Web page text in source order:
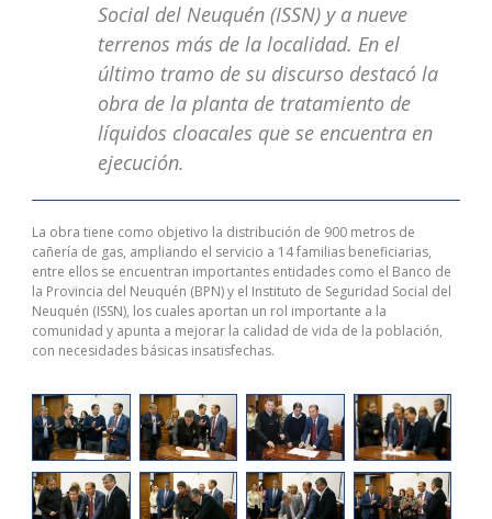
Social del Neuquén (ISSN) y a nueve
terrenos más de la localidad. En el
último tramo de su discurso destacó la
obra de la planta de tratamiento de
líquidos cloacales que se encuentra en
ejecución.
La obra tiene como objetivo la distribución de 900 metros de
cañería de gas, ampliando el servicio a 14 familias beneficiarias,
entre ellos se encuentran importantes entidades como el Banco de
la Provincia del Neuquén (BPN) y el Instituto de Seguridad Social del
Neuquén (ISSN), los cuales aportan un rol importante a la
comunidad y apunta a mejorar la calidad de vida de la población,
con necesidades básicas insatisfechas.